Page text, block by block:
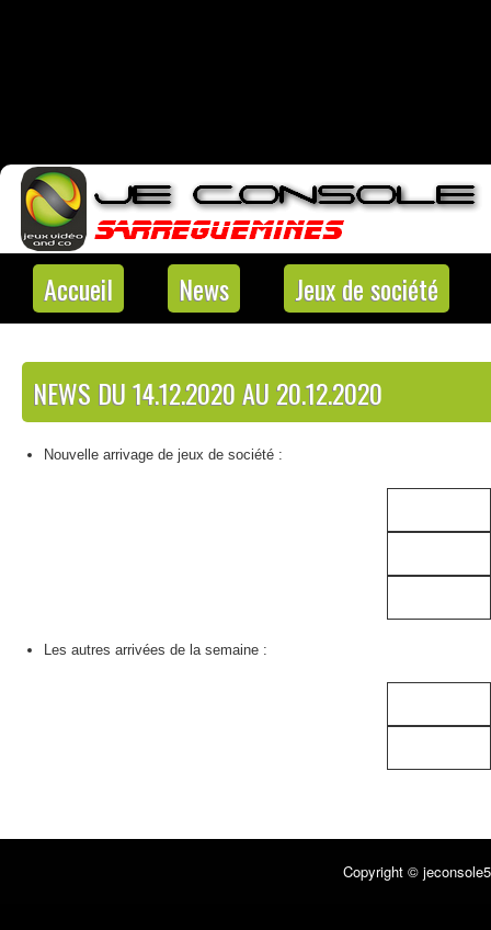
Accueil News Jeux de société
NEWS DU 14.12.2020 AU 20.12.2020
Nouvelle arrivage de jeux de société :
Les autres arrivées de la semaine :
Copyright ©